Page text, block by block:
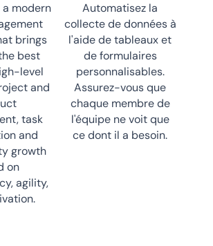
modern
brings
best
level
and
task
and
growth
on
agility,
Automatisez la
collecte de données à
l'aide de tableaux et
de formulaires
personnalisables.
Assurez-vous que
chaque membre de
l'équipe ne voit que
ce dont il a besoin.